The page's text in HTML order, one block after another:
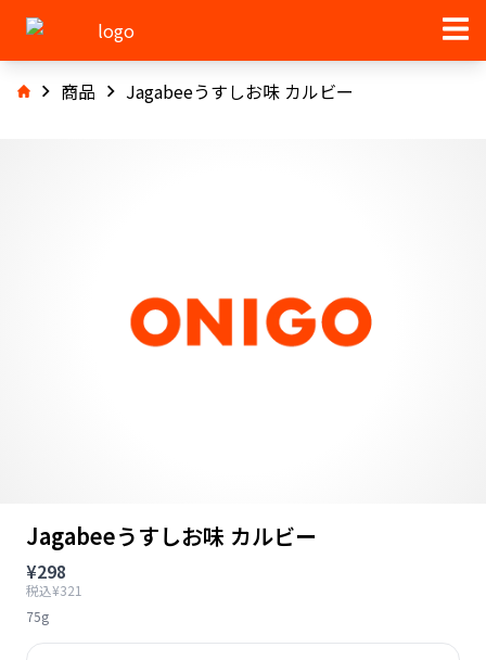
商品 Jagabeeうすしお味 カルビー
Jagabeeうすしお味 カルビー
¥298
税込¥321
75g